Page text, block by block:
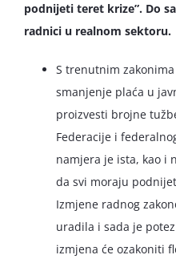
podnijeti teret krize”. Do
radnici u realnom sektoru.
S trenutnim
smanjenje plaća u
proizvesti brojne
Federacije i
namjera je ista, kao i
da svi moraju
Izmjene radnog
uradila i sada je
izmjena će ozakoniti